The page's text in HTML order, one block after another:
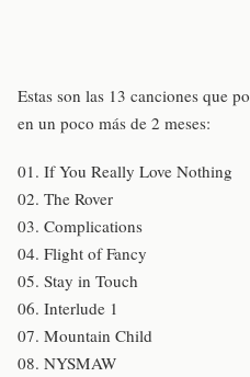
Estas son las 13 canciones que
en un poco más de 2 meses:
01. If You Really Love Nothing
02. The Rover
03. Complications
04. Flight of Fancy
05. Stay in Touch
06. Interlude 1
07. Mountain Child
08. NYSMAW